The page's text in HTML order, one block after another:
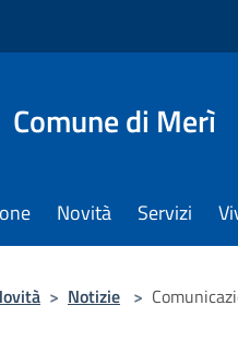
Comune di Merì
Novità Servizi
> Notizie >